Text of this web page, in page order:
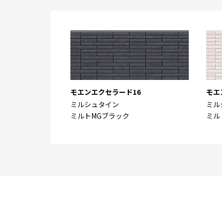
モエンエクセラード16
ミルシュタイン
ミルトMGブラック
モ
ミ
ミ